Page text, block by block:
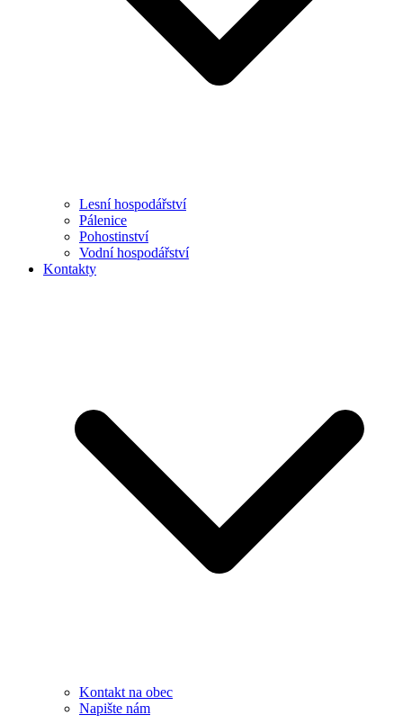
Lesní hospodářství
Pálenice
Pohostinství
Vodní hospodářství
Kontakty
Kontakt na obec
Napište nám